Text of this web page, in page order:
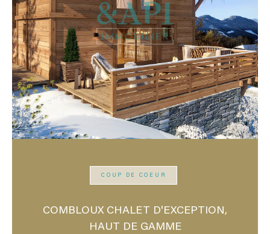
COUP DE COEUR
COMBLOUX CHALET D'EXCEPTION,
HAUT DE GAMME